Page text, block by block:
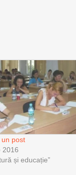
post
2016
și educație”